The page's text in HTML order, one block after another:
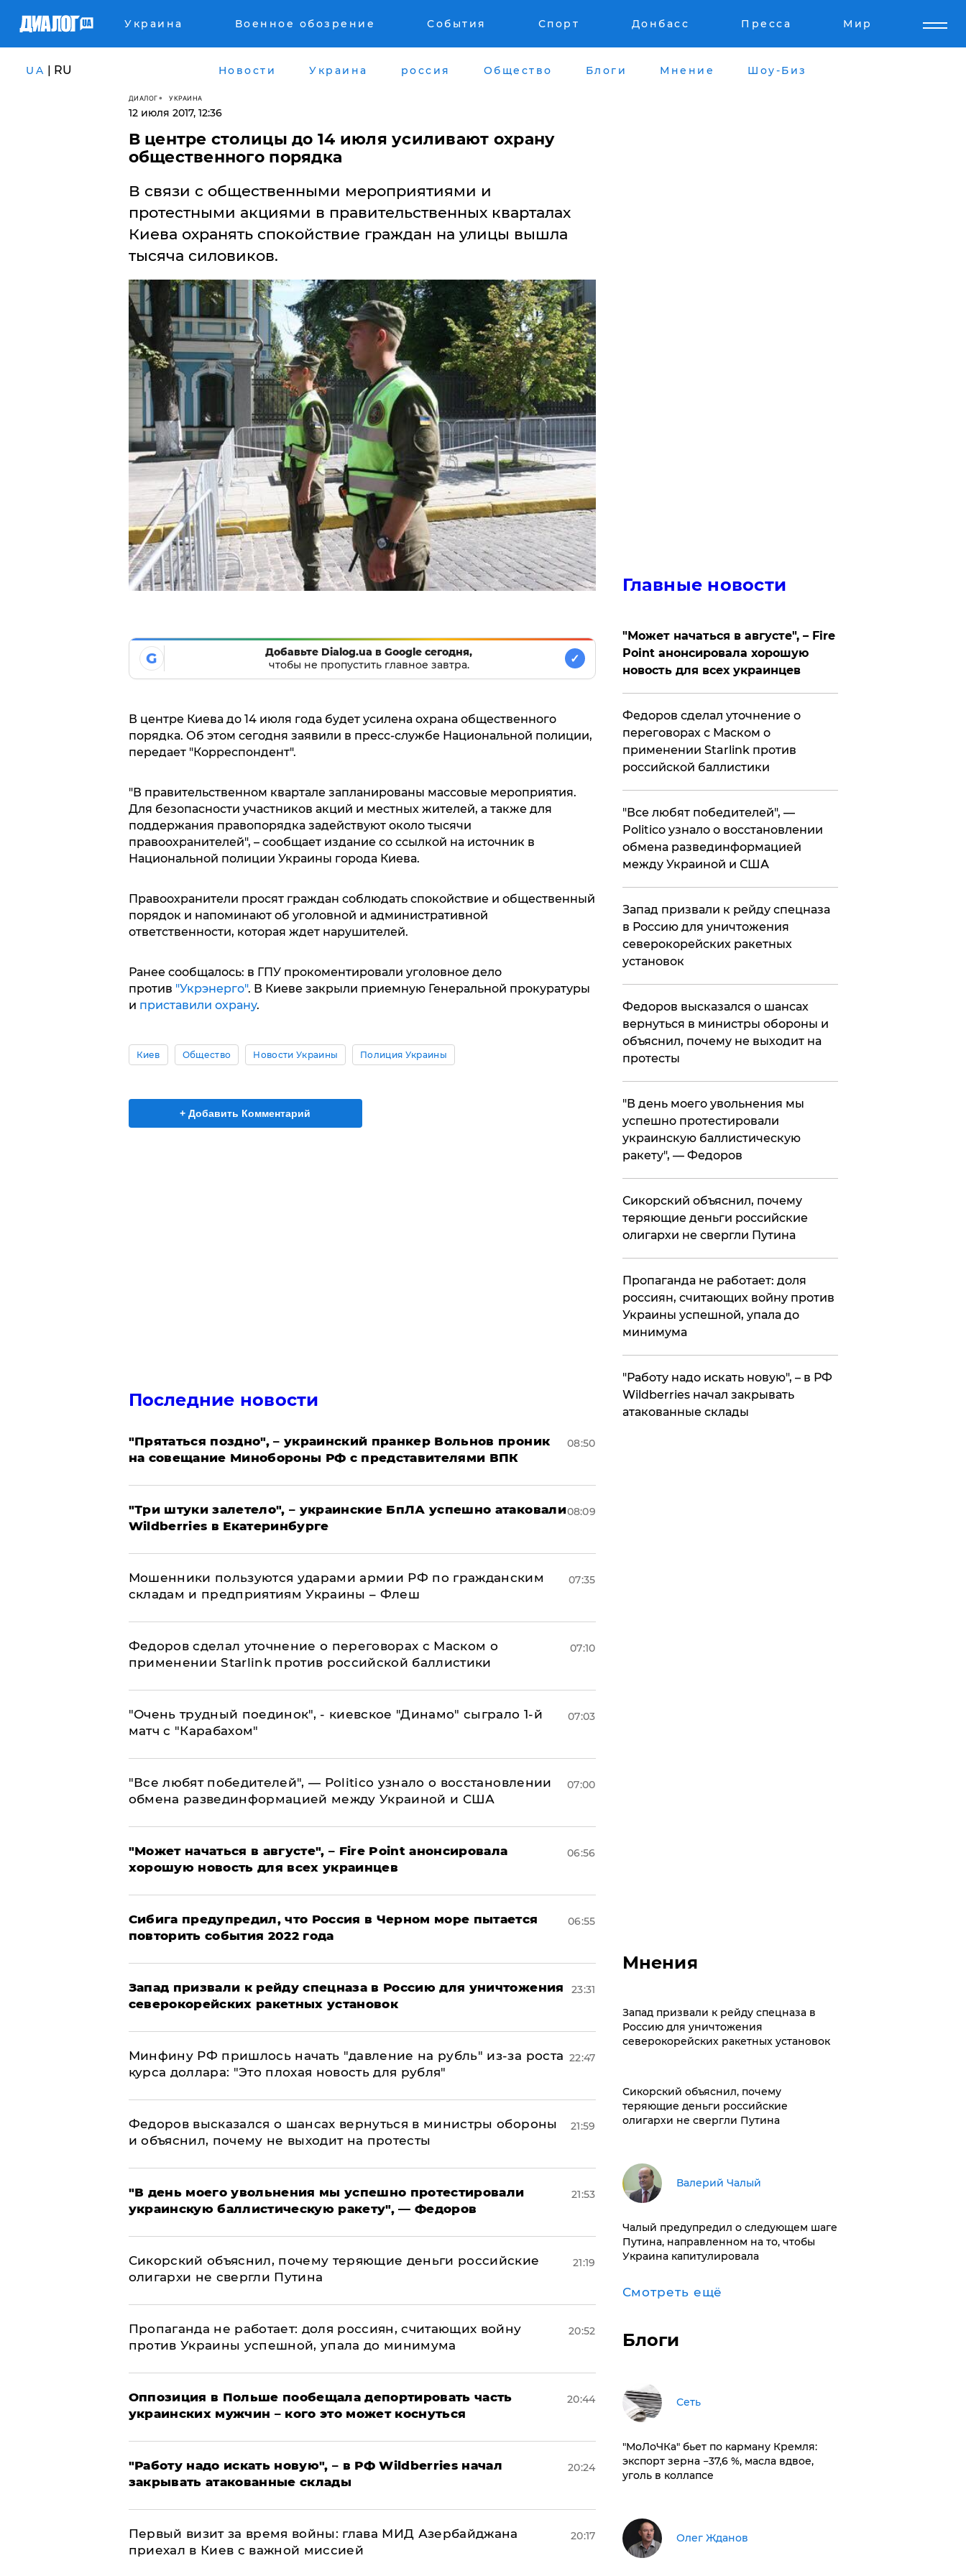
Украина Военное обозрение События Спорт Донбасс Пресса Мир
UA | RU Новости Украина россия Общество Блоги Мнение Шоу-Биз
ДИАЛОГ УКРАИНА
12 июля 2017, 12:36
В центре столицы до 14 июля усиливают охрану
общественного порядка
В связи с общественными мероприятиями и
протестными акциями в правительственных кварталах
Киева охранять спокойствие граждан на улицы вышла
тысяча силовиков.
G
Добавьте Dialog.ua в Google сегодня,
чтобы не пропустить главное завтра.
✓
В центре Киева до 14 июля года будет усилена охрана общественного
порядка. Об этом сегодня заявили в пресс-службе Национальной полиции,
передает "Корреспондент".
"В правительственном квартале запланированы массовые мероприятия.
Для безопасности участников акций и местных жителей, а также для
поддержания правопорядка задействуют около тысячи
правоохранителей", – сообщает издание со ссылкой на источник в
Национальной полиции Украины города Киева.
Правоохранители просят граждан соблюдать спокойствие и общественный
порядок и напоминают об уголовной и административной
ответственности, которая ждет нарушителей.
Ранее сообщалось: в ГПУ прокоментировали уголовное дело
против "Укрэнерго". В Киеве закрыли приемную Генеральной прокуратуры
и приставили охрану.
Киев Общество Новости Украины Полиция Украины
+ Добавить Комментарий
Последние новости
"Прятаться поздно", – украинский пранкер Вольнов проник
на совещание Минобороны РФ с представителями ВПК
08:50
"Три штуки залетело", – украинские БпЛА успешно атаковали
Wildberries в Екатеринбурге
08:09
Мошенники пользуются ударами армии РФ по гражданским
складам и предприятиям Украины – Флеш
07:35
Федоров сделал уточнение о переговорах с Маском о
применении Starlink против российской баллистики
07:10
"Очень трудный поединок", - киевское "Динамо" сыграло 1-й
матч с "Карабахом"
07:03
​"Все любят победителей", — Politico узнало о восстановлении
обмена развединформацией между Украиной и США
07:00
"Может начаться в августе", – Fire Point анонсировала
хорошую новость для всех украинцев
06:56
Сибига предупредил, что Россия в Черном море пытается
повторить события 2022 года
06:55
Запад призвали к рейду спецназа в Россию для уничтожения
северокорейских ракетных установок
23:31
Минфину РФ пришлось начать "давление на рубль" из-за роста
курса доллара: "Это плохая новость для рубля"
22:47
Федоров высказался о шансах вернуться в министры обороны
и объяснил, почему не выходит на протесты
21:59
​"В день моего увольнения мы успешно протестировали
украинскую баллистическую ракету", — Федоров
21:53
Сикорский объяснил, почему теряющие деньги российские
олигархи не свергли Путина
21:19
​Пропаганда не работает: доля россиян, считающих войну
против Украины успешной, упала до минимума
20:52
Оппозиция в Польше пообещала депортировать часть
украинских мужчин – кого это может коснуться
20:44
"Работу надо искать новую", – в РФ Wildberries начал
закрывать атакованные склады
20:24
Первый визит за время войны: глава МИД Азербайджана
приехал в Киев с важной миссией
20:17
Главные новости
"Может начаться в августе", – Fire
Point анонсировала хорошую
новость для всех украинцев
Федоров сделал уточнение о
переговорах с Маском о
применении Starlink против
российской баллистики
​"Все любят победителей", —
Politico узнало о восстановлении
обмена развединформацией
между Украиной и США
Запад призвали к рейду спецназа
в Россию для уничтожения
северокорейских ракетных
установок
Федоров высказался о шансах
вернуться в министры обороны и
объяснил, почему не выходит на
протесты
​"В день моего увольнения мы
успешно протестировали
украинскую баллистическую
ракету", — Федоров
Сикорский объяснил, почему
теряющие деньги российские
олигархи не свергли Путина
​Пропаганда не работает: доля
россиян, считающих войну против
Украины успешной, упала до
минимума
"Работу надо искать новую", – в РФ
Wildberries начал закрывать
атакованные склады
Мнения
Запад призвали к рейду спецназа в
Россию для уничтожения
северокорейских ракетных установок
Сикорский объяснил, почему
теряющие деньги российские
олигархи не свергли Путина
Валерий Чалый
Чалый предупредил о следующем шаге
Путина, направленном на то, чтобы
Украина капитулировала
Смотреть ещё
Блоги
Сеть
​"МоЛоЧКа" бьет по карману Кремля:
экспорт зерна −37,6 %, масла вдвое,
уголь в коллапсе
Олег Жданов